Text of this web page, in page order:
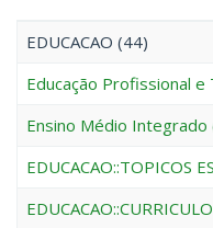
EDUCACAO (44)
Educação Profissional e
Ensino Médio Integrado
EDUCACAO::TOPICOS